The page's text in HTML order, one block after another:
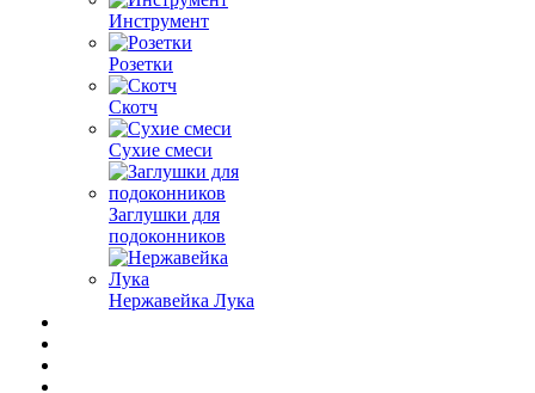
Инструмент
Розетки
Скотч
Сухие смеси
Заглушки для
подоконников
Нержавейка Лука